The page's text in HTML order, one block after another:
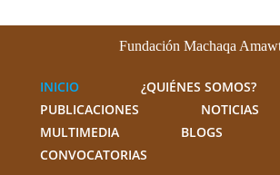
Fundación Machaqa
INICIO
¿QUIÉNES SOMOS?
PUBLICACIONES
NOTICIAS
MULTIMEDIA
BLOGS
CONVOCATORIAS